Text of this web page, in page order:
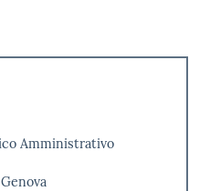
Amministrativo